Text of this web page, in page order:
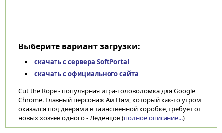
Выберите вариант загрузки:
скачать с сервера SoftPortal
скачать с официального сайта
Cut the Rope - популярная игра-головоломка для Google
Chrome. Главный персонаж Ам Ням, который как-то утром
оказался под дверями в таинственной коробке, требует от
новых хозяев одного - Леденцов (полное описание...)